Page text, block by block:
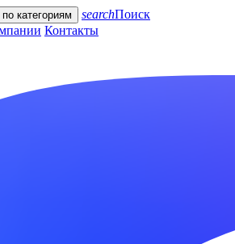
по категориям searchПоиск
Контакты